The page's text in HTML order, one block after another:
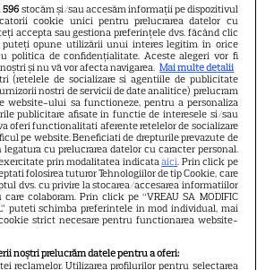
nu te văd în direct, dau în
judecată Liga!”
Alexandru Ciucu, fostul soț al
Alinei Sorescu, nu a fost lăsat
să intre la Nibiru. „Am aflat cu
tristețe”, a povestit el. De ce a
fost întors din drum designerul
596 stocăm și/sau accesăm informații pe dispozitivul
cookie unici pentru prelucrarea datelor cu
accepta sau gestiona preferințele dvs. făcând clic
puteți opune utilizării unui interes legitim în orice
politica de confidențialitate. Aceste alegeri vor fi
și nu vă vor afecta navigarea. Mai multe detalii
(retelele de socializare si agentiile de publicitate
nostri de servicii de date analitice) prelucram
website-ului sa functioneze, pentru a personaliza
publicitare afisate in functie de interesele si/sau
oferi functionalitati aferente retelelor de socializare
pe website. Beneficiati de drepturile prevazute de
legatura cu prelucrarea datelor cu caracter personal.
prin modalitatea indicataaici. Prin click pe
folosirea tuturor Tehnologiilor de tip Cookie, care
dvs. cu privire la stocarea/accesarea informatiilor
colaboram. Prin click pe “VREAU SA MODIFIC
puteti schimba preferintele in mod individual, mai
strict necesare pentru functionarea website-
noștri prelucrăm datele pentru a oferi:
reclamelor. Utilizarea profilurilor pentru selectarea